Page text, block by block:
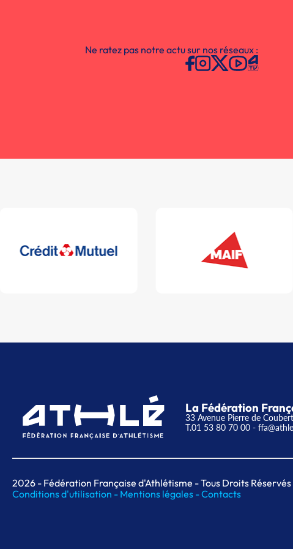
Ne ratez pas notre actu sur nos réseaux :
La Fédération
33 Avenue Pierre de
T.01 53 80 70 00 -
2026 - Fédération Française d'Athlétisme - Tous Droits Réservés
Conditions d'utilisation - Mentions légales -Contacts